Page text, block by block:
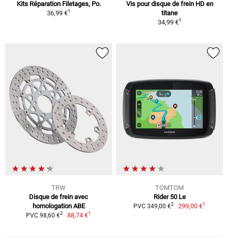
Kits Réparation Filetages, Po.
36,99 €1
Vis pour disque de frein HD en
titane
34,99 €1
TRW
Disque de frein avec
homologation ABE
PVC 98,60 €2 88,74 €1
TOMTOM
Rider 50 Le
PVC 349,00 €2 299,00 €1